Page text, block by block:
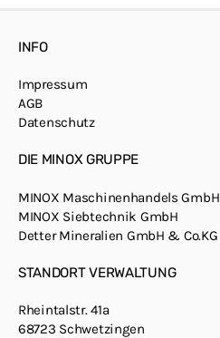
INFO
Impressum
AGB
Datenschutz
DIE MINOX GRUPPE
MINOX Maschinenhandels GmbH
MINOX Siebtechnik GmbH
Detter Mineralien GmbH & Co.KG
STANDORT VERWALTUNG
Rheintalstr. 41a
68723 Schwetzingen